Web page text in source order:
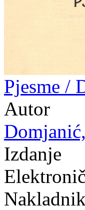
Pjesme /
Autor
Izdanje
Nakladnik